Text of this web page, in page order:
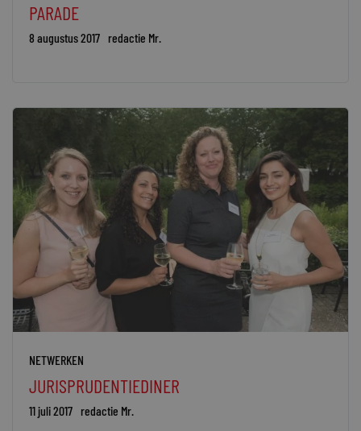
PARADE
8 augustus 2017 redactie Mr.
NETWERKEN
JURISPRUDENTIEDINER
11 juli 2017 redactie Mr.